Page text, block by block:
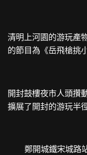
清明上河園的游玩產
的節目為《岳飛槍挑
開封鼓樓夜市人頭攢
擴展了開封的游玩半
鄭開城鐵宋城路